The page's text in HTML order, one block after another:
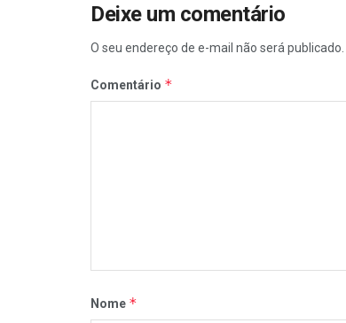
Deixe um comentário
O seu endereço de e-mail não será publicado.
Comentário *
Nome *